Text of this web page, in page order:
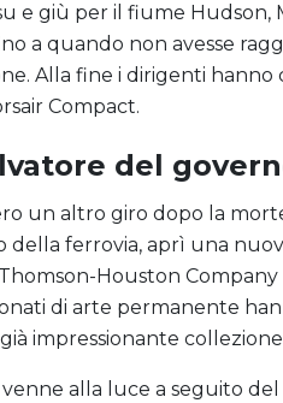
e giù per il fiume Hudson,
a quando non avesse
Alla fine i dirigenti hanno
Compact.
del
un altro giro dopo la
ferrovia, aprì una
Houston
di arte permanente
impressionante
alla luce a seguito del